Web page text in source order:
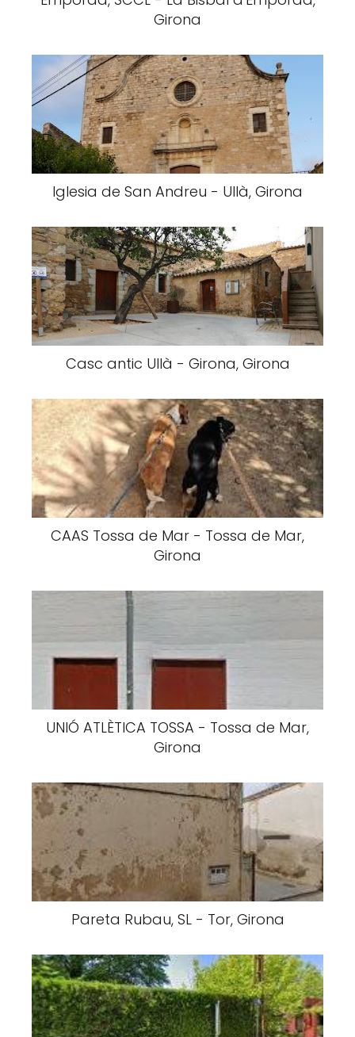
Girona
Iglesia de San Andreu - Ullà, Girona
Casc antic Ullà - Girona, Girona
CAAS Tossa de Mar - Tossa de Mar,
Girona
UNIÓ ATLÈTICA TOSSA - Tossa de Mar,
Girona
Pareta Rubau, SL - Tor, Girona